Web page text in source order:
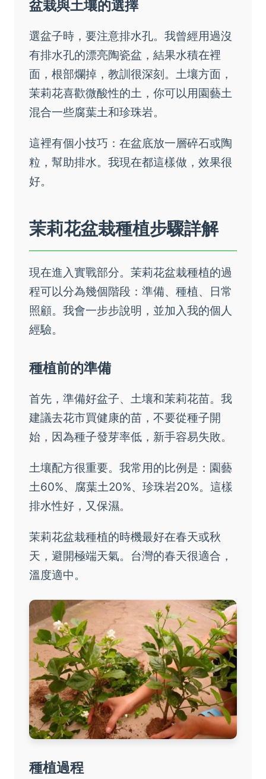
盆栽與土壤的選擇
選盆子時，要注意排水孔。我曾經用過沒
有排水孔的漂亮陶瓷盆，結果水積在裡
面，根部爛掉，教訓很深刻。土壤方面，
茉莉花喜歡微酸性的土，你可以用園藝土
混合一些腐葉土和珍珠岩。
這裡有個小技巧：在盆底放一層碎石或陶
粒，幫助排水。我現在都這樣做，效果很
好。
茉莉花盆栽種植步驟詳解
現在進入實戰部分。茉莉花盆栽種植的過
程可以分為幾個階段：準備、種植、日常
照顧。我會一步步說明，並加入我的個人
經驗。
種植前的準備
首先，準備好盆子、土壤和茉莉花苗。我
建議去花市買健康的苗，不要從種子開
始，因為種子發芽率低，新手容易失敗。
土壤配方很重要。我常用的比例是：園藝
土60%、腐葉土20%、珍珠岩20%。這樣
排水性好，又保濕。
茉莉花盆栽種植的時機最好在春天或秋
天，避開極端天氣。台灣的春天很適合，
溫度適中。
種植過程